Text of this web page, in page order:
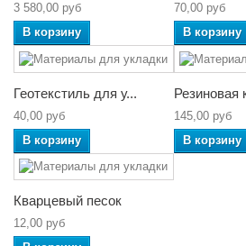
3 580,00 руб
В корзину
70,00 руб
В корзину
Геотекстиль для у...
40,00 руб
В корзину
Резиновая
145,00 руб
В корзину
Кварцевый песок
12,00 руб